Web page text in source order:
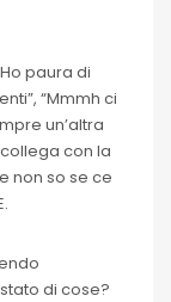
paura di
“Mmmh ci
un’altra
con la
non so se ce
di cose?